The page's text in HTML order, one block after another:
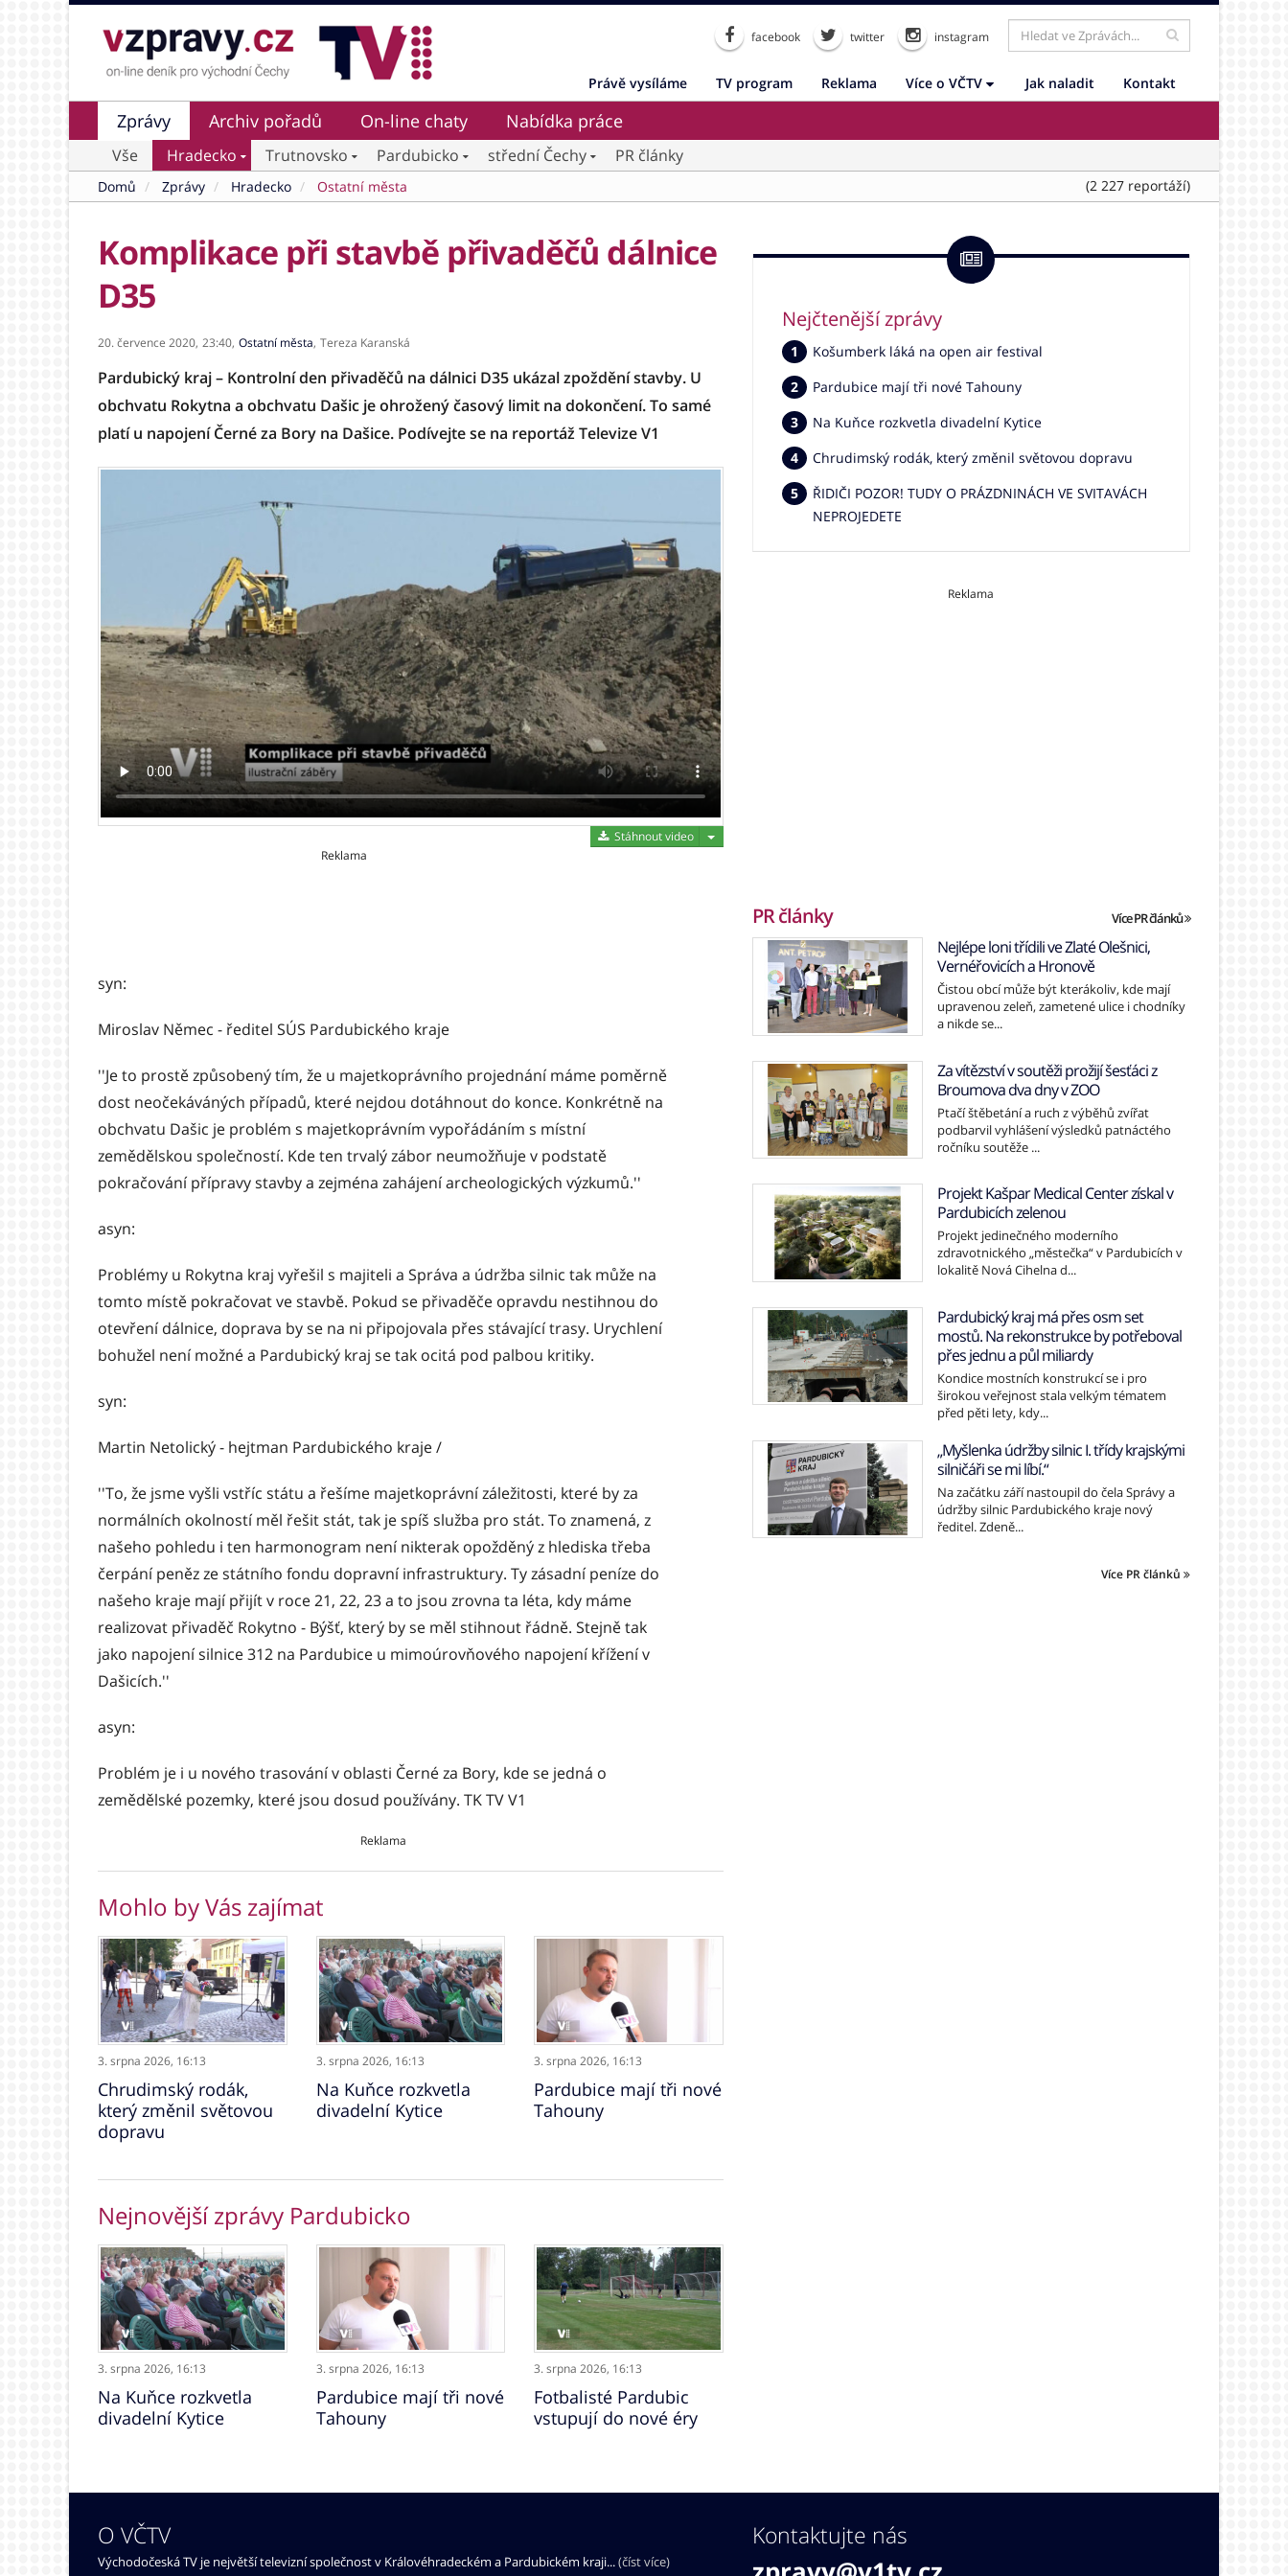
facebook twitter instagram
Právě vysíláme TV program Reklama Více o VČTV Jak naladit Kontakt
Zprávy Archiv pořadů On-line chaty Nabídka práce
Vše Hradecko Trutnovsko Pardubicko střední Čechy PR články
(2 227 reportáží)
Domů Zprávy Hradecko Ostatní města
Komplikace při stavbě přivaděčů dálnice
D35
20. července 2020, 23:40, Ostatní města, Tereza Karanská
Pardubický kraj – Kontrolní den přivaděčů na dálnici D35 ukázal zpoždění stavby. U
obchvatu Rokytna a obchvatu Dašic je ohrožený časový limit na dokončení. To samé
platí u napojení Černé za Bory na Dašice. Podívejte se na reportáž Televize V1
Stáhnout video
Stáhnout video
Reklama
syn:
Miroslav Němec - ředitel SÚS Pardubického kraje
''Je to prostě způsobený tím, že u majetkoprávního projednání máme poměrně
dost neočekáváných případů, které nejdou dotáhnout do konce. Konkrétně na
obchvatu Dašic je problém s majetkoprávním vypořádáním s místní
zemědělskou společností. Kde ten trvalý zábor neumožňuje v podstatě
pokračování přípravy stavby a zejména zahájení archeologických výzkumů.''
asyn:
Problémy u Rokytna kraj vyřešil s majiteli a Správa a údržba silnic tak může na
tomto místě pokračovat ve stavbě. Pokud se přivaděče opravdu nestihnou do
otevření dálnice, doprava by se na ni připojovala přes stávající trasy. Urychlení
bohužel není možné a Pardubický kraj se tak ocitá pod palbou kritiky.
syn:
Martin Netolický - hejtman Pardubického kraje /
''To, že jsme vyšli vstříc státu a řešíme majetkoprávní záležitosti, které by za
normálních okolností měl řešit stát, tak je spíš služba pro stát. To znamená, z
našeho pohledu i ten harmonogram není nikterak opožděný z hlediska třeba
čerpání peněz ze státního fondu dopravní infrastruktury. Ty zásadní peníze do
našeho kraje mají přijít v roce 21, 22, 23 a to jsou zrovna ta léta, kdy máme
realizovat přivaděč Rokytno - Býšť, který by se měl stihnout řádně. Stejně tak
jako napojení silnice 312 na Pardubice u mimoúrovňového napojení křížení v
Dašicích.''
asyn:
Problém je i u nového trasování v oblasti Černé za Bory, kde se jedná o
zemědělské pozemky, které jsou dosud používány. TK TV V1
Reklama
Mohlo by Vás zajímat
3. srpna 2026, 16:13
Chrudimský rodák,
který změnil světovou
dopravu
3. srpna 2026, 16:13
Na Kuňce rozkvetla
divadelní Kytice
3. srpna 2026, 16:13
Pardubice mají tři nové
Tahouny
Nejnovější zprávy Pardubicko
3. srpna 2026, 16:13
Na Kuňce rozkvetla
divadelní Kytice
3. srpna 2026, 16:13
Pardubice mají tři nové
Tahouny
3. srpna 2026, 16:13
Fotbalisté Pardubic
vstupují do nové éry
Nejčtenější zprávy
Košumberk láká na open air festival
Pardubice mají tři nové Tahouny
Na Kuňce rozkvetla divadelní Kytice
Chrudimský rodák, který změnil světovou dopravu
ŘIDIČI POZOR! TUDY O PRÁZDNINÁCH VE SVITAVÁCH
NEPROJEDETE
Reklama
PR články Více PR článků
Nejlépe loni třídili ve Zlaté Olešnici,
Vernéřovicích a Hronově
Čistou obcí může být kterákoliv, kde mají
upravenou zeleň, zametené ulice i chodníky
a nikde se...
Za vítězství v soutěži prožijí šesťáci z
Broumova dva dny v ZOO
Ptačí štěbetání a ruch z výběhů zvířat
podbarvil vyhlášení výsledků patnáctého
ročníku soutěže ...
Projekt Kašpar Medical Center získal v
Pardubicích zelenou
Projekt jedinečného moderního
zdravotnického „městečka“ v Pardubicích v
lokalitě Nová Cihelna d...
Pardubický kraj má přes osm set
mostů. Na rekonstrukce by potřeboval
přes jednu a půl miliardy
Kondice mostních konstrukcí se i pro
širokou veřejnost stala velkým tématem
před pěti lety, kdy...
„Myšlenka údržby silnic I. třídy krajskými
silničáři se mi líbí.“
Na začátku září nastoupil do čela Správy a
údržby silnic Pardubického kraje nový
ředitel. Zdeně...
Více PR článků
O VČTV
Východočeská TV je největší televizní společnost v Královéhradeckém a Pardubickém kraji...(číst více)
Kontaktujte nás